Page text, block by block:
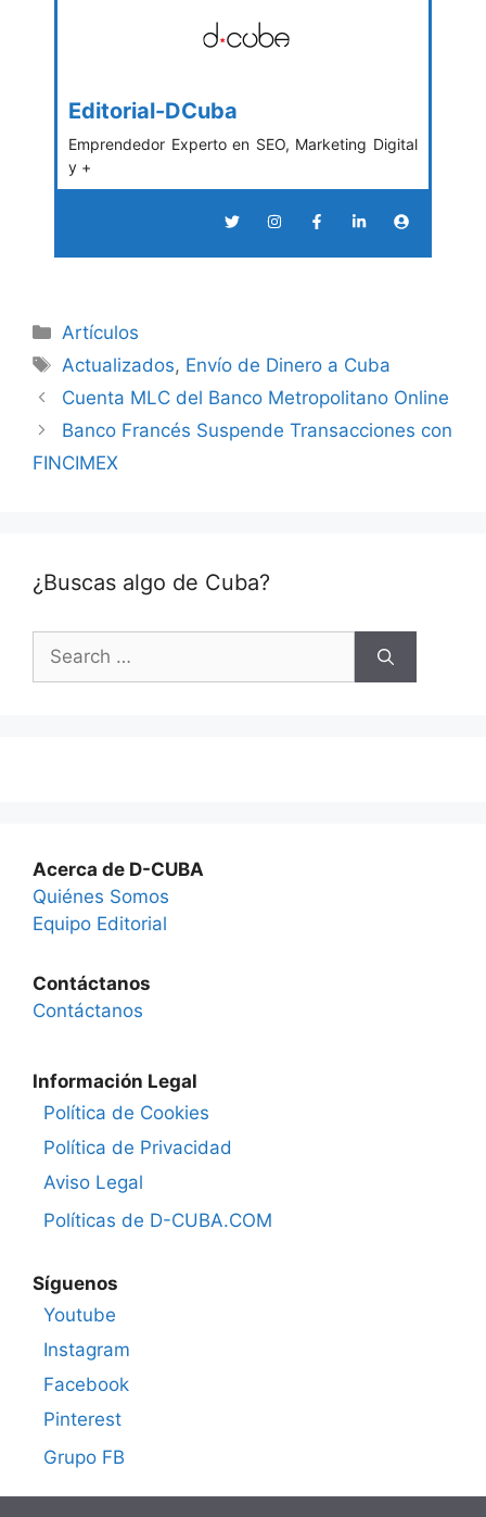
Editorial-DCuba
Emprendedor Experto en SEO, Marketing Digital
y +
Categories
Artículos
Tags
Actualizados, Envío de Dinero a Cuba
Cuenta MLC del Banco Metropolitano Online
Banco Francés Suspende Transacciones con
FINCIMEX
¿Buscas algo de Cuba?
Search
for:
Acerca de D-CUBA
Quiénes Somos
Equipo Editorial
Contáctanos
Contáctanos
Información Legal
Política de Cookies
Política de Privacidad
Aviso Legal
Políticas de D-CUBA.COM
Síguenos
Youtube
Instagram
Facebook
Pinterest
Grupo FB